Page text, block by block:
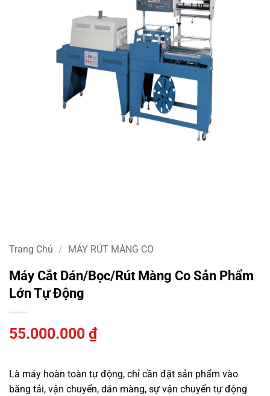
Trang Chủ / MÁY RÚT MÀNG CO
Máy Cắt Dán/bọc/rút Màng Co Sản Phẩm
Lớn Tự Động
55.000.000 ₫
Là máy hoàn toàn tự động, chỉ cần đặt sản phẩm vào
băng tải, vận chuyển, dán màng, sự vận chuyển tự động